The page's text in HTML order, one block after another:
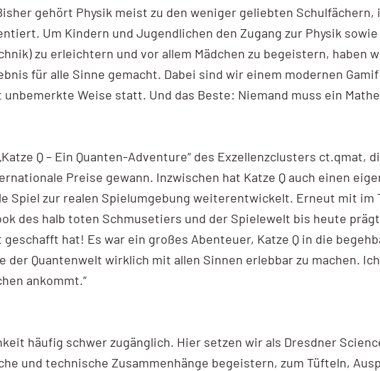
gehört Physik meist zu den weniger geliebten Schulfächern,
Um Kindern und Jugendlichen den Zugang zur Physik sowie
zu erleichtern und vor allem Mädchen zu begeistern, haben
für alle Sinne gemacht. Dabei sind wir einem modernen
Weise statt. Und das Beste: Niemand muss ein
Q – Ein Quanten-Adventure“ des Exzellenzclusters ct.qmat,
Preise gewann. Inzwischen hat Katze Q auch einen
Spiel zur realen Spielumgebung weiterentwickelt. Erneut mit im
des halb toten Schmusetiers und der Spielewelt bis heute
hat! Es war ein großes Abenteuer, Katze Q in die
Quantenwelt wirklich mit allen Sinnen erlebbar zu machen.
ankommt.“
häufig schwer zugänglich. Hier setzen wir als Dresdner
und technische Zusammenhänge begeistern, zum Tüfteln,